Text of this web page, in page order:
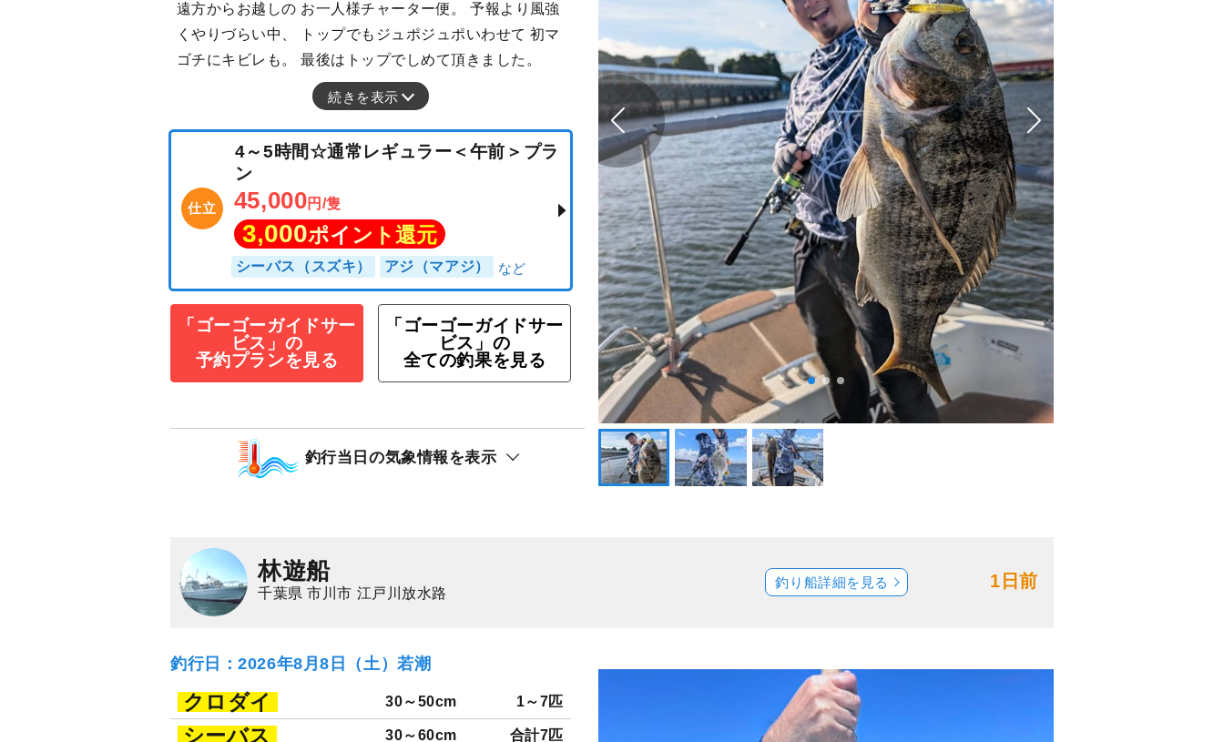
遠方からお越しの お一人様チャーター便。 予報より風強
くやりづらい中、 トップでもジュポジュポいわせて 初マ
ゴチにキビレも。 最後はトップでしめて頂きました。
続きを表示
4～5時間☆通常レギュラー＜午前＞プラ
45,000
3,000
「ゴーゴーガイドサー
ビス」の
予約プランを見る
「ゴーゴーガイドサー
ビス」の
全ての釣果を見る
釣行当日の気象情報を表示
林遊船
千葉県 市川市 江戸川放水路
1日前
釣り船詳細を見る
釣行日：2026年8月8日（土）若潮
クロダイ 30～50cm 1～7匹
シーバス 30～60cm 合計7匹